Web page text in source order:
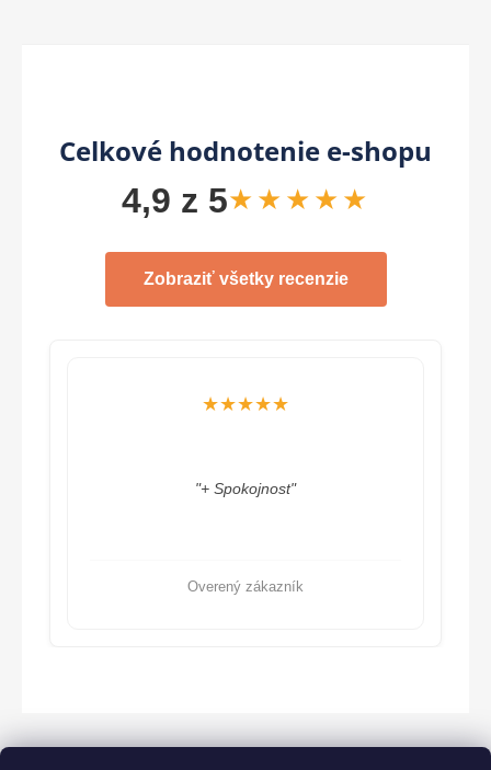
Celkové hodnotenie e-shopu
4,9 z 5★★★★★
Zobraziť všetky recenzie
★★★★★
"+ Spokojnost"
Overený zákazník